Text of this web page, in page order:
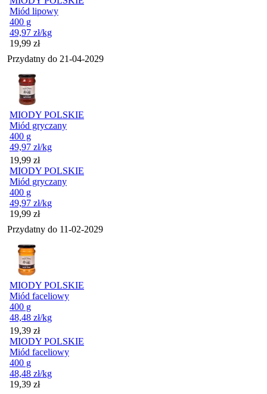
Miód lipowy
400 g
49,97 zł/kg
Cena
19,99 zł
Przydatny do 21-04-2029
MIODY POLSKIE
Miód gryczany
400 g
49,97 zł/kg
Cena
19,99 zł
MIODY POLSKIE
Miód gryczany
400 g
49,97 zł/kg
Cena
19,99 zł
Przydatny do 11-02-2029
MIODY POLSKIE
Miód faceliowy
400 g
48,48 zł/kg
Cena
19,39 zł
MIODY POLSKIE
Miód faceliowy
400 g
48,48 zł/kg
Cena
19,39 zł